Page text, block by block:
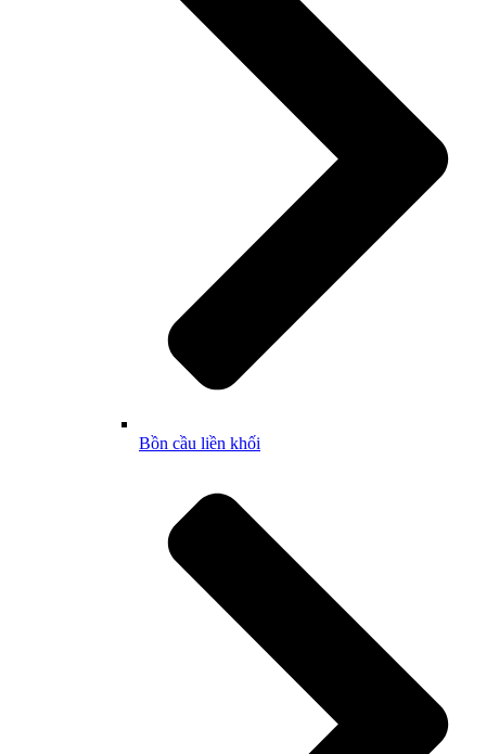
Bồn cầu liền khối